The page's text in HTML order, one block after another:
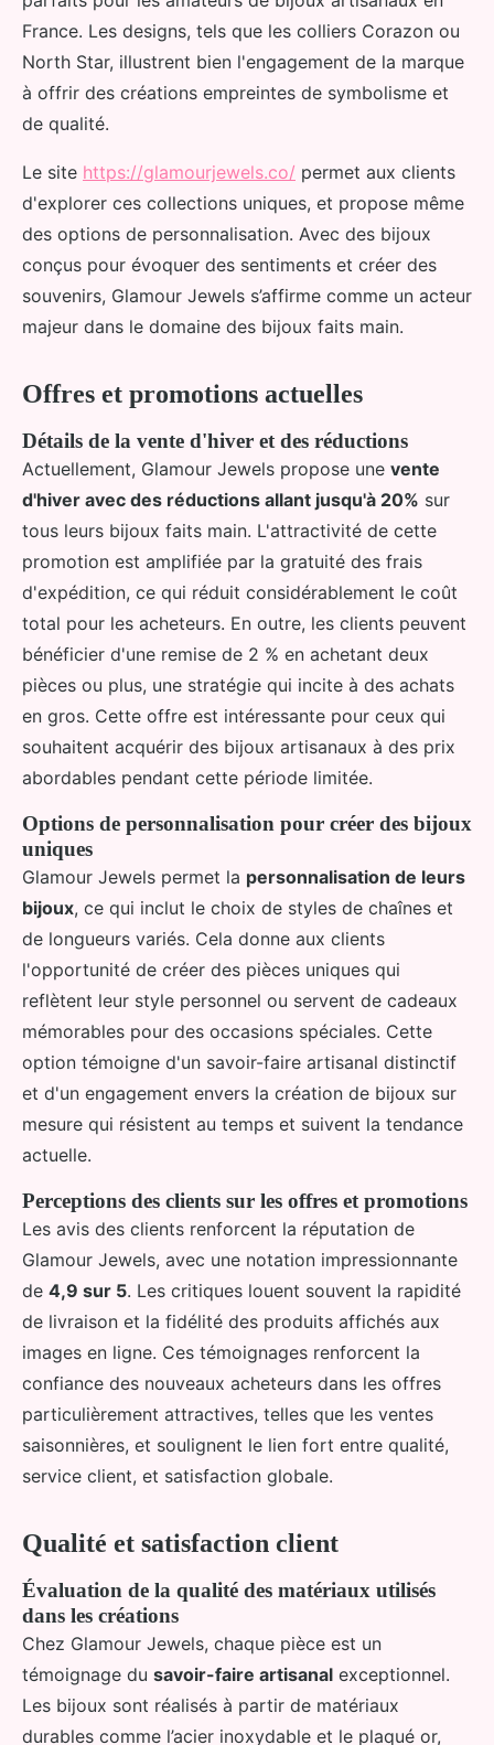
France. Les designs, tels que les colliers Corazon ou
North Star, illustrent bien l'engagement de la marque
à offrir des créations empreintes de symbolisme et
de qualité.
Le site https://glamourjewels.co/ permet aux clients
d'explorer ces collections uniques, et propose même
des options de personnalisation. Avec des bijoux
conçus pour évoquer des sentiments et créer des
souvenirs, Glamour Jewels s’affirme comme un acteur
majeur dans le domaine des bijoux faits main.
Offres et promotions actuelles
Détails de la vente d'hiver et des réductions
Actuellement, Glamour Jewels propose une vente
d'hiver avec des réductions allant jusqu'à 20% sur
tous leurs bijoux faits main. L'attractivité de cette
promotion est amplifiée par la gratuité des frais
d'expédition, ce qui réduit considérablement le coût
total pour les acheteurs. En outre, les clients peuvent
bénéficier d'une remise de 2 % en achetant deux
pièces ou plus, une stratégie qui incite à des achats
en gros. Cette offre est intéressante pour ceux qui
souhaitent acquérir des bijoux artisanaux à des prix
abordables pendant cette période limitée.
Options de personnalisation pour créer des bijoux
uniques
Glamour Jewels permet la personnalisation de leurs
bijoux, ce qui inclut le choix de styles de chaînes et
de longueurs variés. Cela donne aux clients
l'opportunité de créer des pièces uniques qui
reflètent leur style personnel ou servent de cadeaux
mémorables pour des occasions spéciales. Cette
option témoigne d'un savoir-faire artisanal distinctif
et d'un engagement envers la création de bijoux sur
mesure qui résistent au temps et suivent la tendance
actuelle.
Perceptions des clients sur les offres et promotions
Les avis des clients renforcent la réputation de
Glamour Jewels, avec une notation impressionnante
de 4,9 sur 5. Les critiques louent souvent la rapidité
de livraison et la fidélité des produits affichés aux
images en ligne. Ces témoignages renforcent la
confiance des nouveaux acheteurs dans les offres
particulièrement attractives, telles que les ventes
saisonnières, et soulignent le lien fort entre qualité,
service client, et satisfaction globale.
Qualité et satisfaction client
Évaluation de la qualité des matériaux utilisés
dans les créations
Chez Glamour Jewels, chaque pièce est un
témoignage du savoir-faire artisanal exceptionnel.
Les bijoux sont réalisés à partir de matériaux
durables comme l’acier inoxydable et le plaqué or,